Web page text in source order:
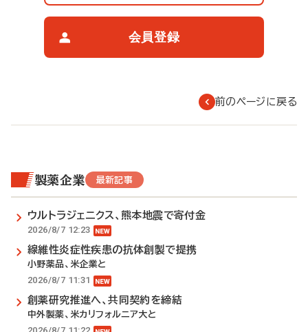
会員登録
前のページに戻る
製薬企業 最新記事
ウルトラジェニクス、熊本地震で寄付金
2026/8/7 12:23
線維性炎症性疾患の抗体創製で提携
小野薬品、米企業と
2026/8/7 11:31
創薬研究推進へ、共同契約を締結
中外製薬、米カリフォルニア大と